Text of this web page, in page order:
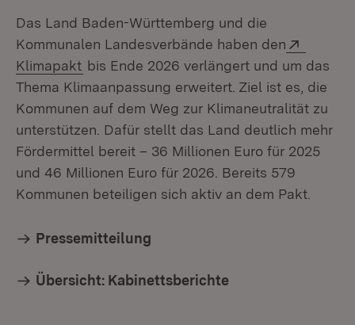
Das Land Baden-Württemberg und die
Kommunalen Landesverbände haben den
Klimapakt (Öffnet in neuem Fenster)
bis Ende 2026 verlängert und um das
Thema Klimaanpassung erweitert. Ziel ist es, die
Kommunen auf dem Weg zur Klimaneutralität zu
unterstützen. Dafür stellt das Land deutlich mehr
Fördermittel bereit – 36 Millionen Euro für 2025
und 46 Millionen Euro für 2026. Bereits 579
Kommunen beteiligen sich aktiv an dem Pakt.
Pressemitteilung
Übersicht: Kabinettsberichte